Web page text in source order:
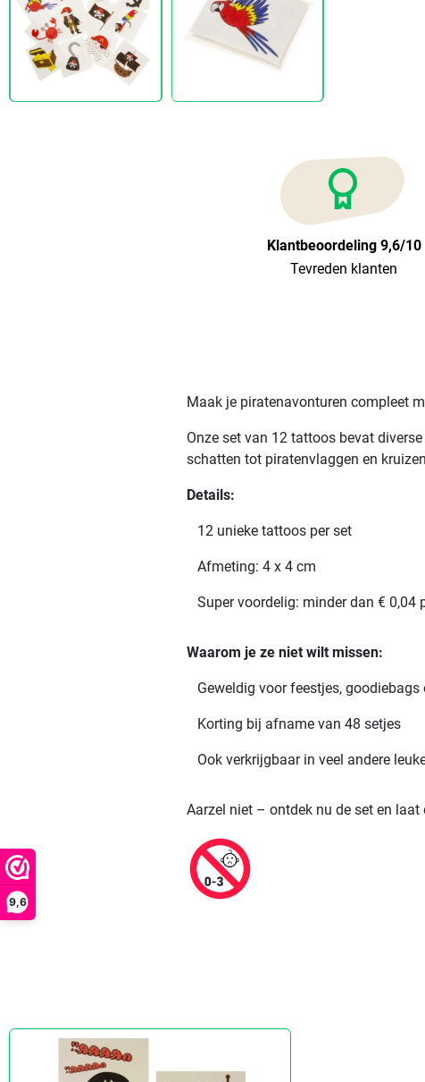
9,6
Klantbeoordeling 9,6/10
Tevreden klanten
Maak je piratenavonturen compleet
Onze set van 12 tattoos bevat
schatten tot piratenvlaggen en
Details:
12 unieke tattoos per set
Afmeting: 4 x 4 cm
Super voordelig: minder dan € 0,04
Waarom je ze niet wilt missen:
Geweldig voor feestjes,
Korting bij afname van 48 setjes
Ook verkrijgbaar in veel andere
Aarzel niet – ontdek nu de set en